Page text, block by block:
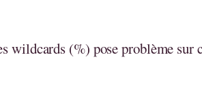
wildcards (%) pose problème sur